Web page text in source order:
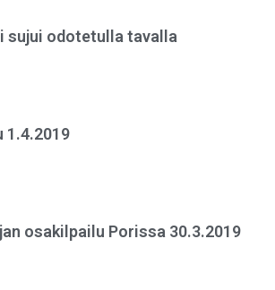
sujui odotetulla tavalla
1.4.2019
osakilpailu Porissa 30.3.2019